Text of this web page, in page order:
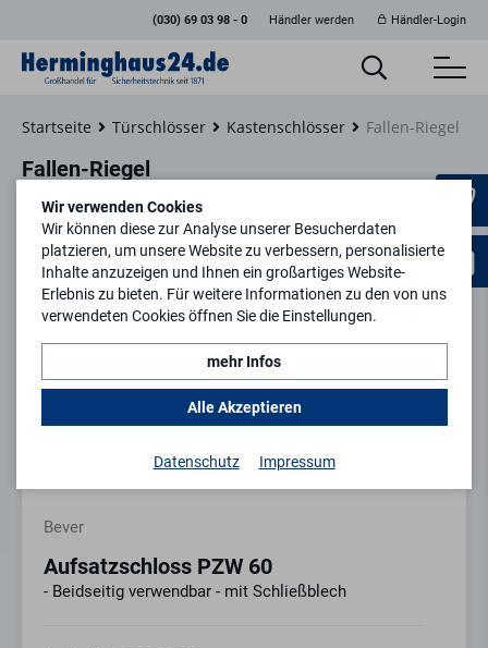
(030) 69 03 98 - 0 Händler werden Händler-Login
Startseite Türschlösser Kastenschlösser Fallen-Riegel
Fallen-Riegel
Filtern
Bever
Aufsatzschloss PZW 60
- Beidseitig verwendbar - mit Schließblech
Wir verwenden Cookies
Wir können diese zur Analyse unserer Besucherdaten
platzieren, um unsere Website zu verbessern, personalisierte
Inhalte anzuzeigen und Ihnen ein großartiges Website-
Erlebnis zu bieten. Für weitere Informationen zu den von uns
verwendeten Cookies öffnen Sie die Einstellungen.
mehr Infos
Alle Akzeptieren
Datenschutz Impressum